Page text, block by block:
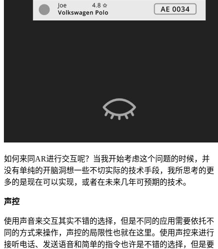
如何来同AR进行交互呢？当我开始考虑这个问题的时候，并
没有单纯的开脑洞想一些不切实际的技术手段，我所思考的更
多的是现在可以实现，或者在未来几年可预期的技术。
声控
使用声音来交互其实不错的选择，但是不同的应用需要依托不
同的方式来操作，声控的局限性也就在这里。使用声控来进行
接听电话、发送语音和简单的指令也许是不错的选择，但是要